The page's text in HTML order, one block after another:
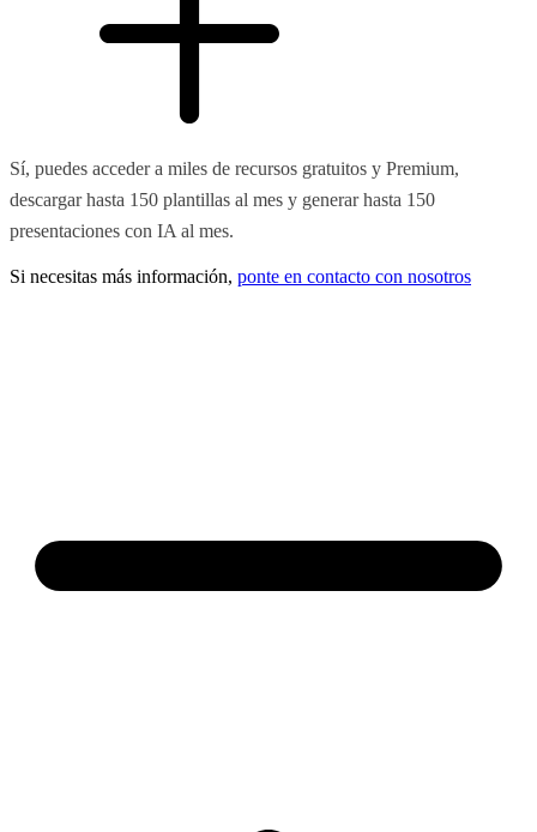
Sí, puedes acceder a miles de recursos gratuitos y Premium,
descargar hasta 150 plantillas al mes y generar hasta 150
presentaciones con IA al mes.
Si necesitas más información, ponte en contacto con nosotros